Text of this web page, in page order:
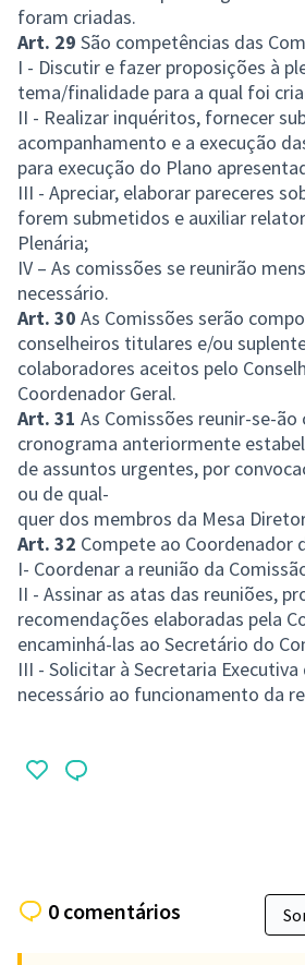
foram criadas.
Art. 29 São competências das
I - Discutir e fazer proposições à
tema/finalidade para a qual foi
II - Realizar inquéritos, fornecer
acompanhamento e a execução
para execução do Plano
III - Apreciar, elaborar pareceres
forem submetidos e auxiliar
Plenária;
IV – As comissões se reunirão
necessário.
Art. 30 As Comissões serão
conselheiros titulares e/ou
colaboradores aceitos pelo
Coordenador Geral.
Art. 31 As Comissões reunir-se-
cronograma anteriormente
de assuntos urgentes, por
ou de qual-
quer dos membros da Mesa
Art. 32 Compete ao Coordenador
I- Coordenar a reunião da
II - Assinar as atas das reuniões,
recomendações elaboradas pela
encaminhá-las ao Secretário do
III - Solicitar à Secretaria
necessário ao funcionamento da
0 comentários